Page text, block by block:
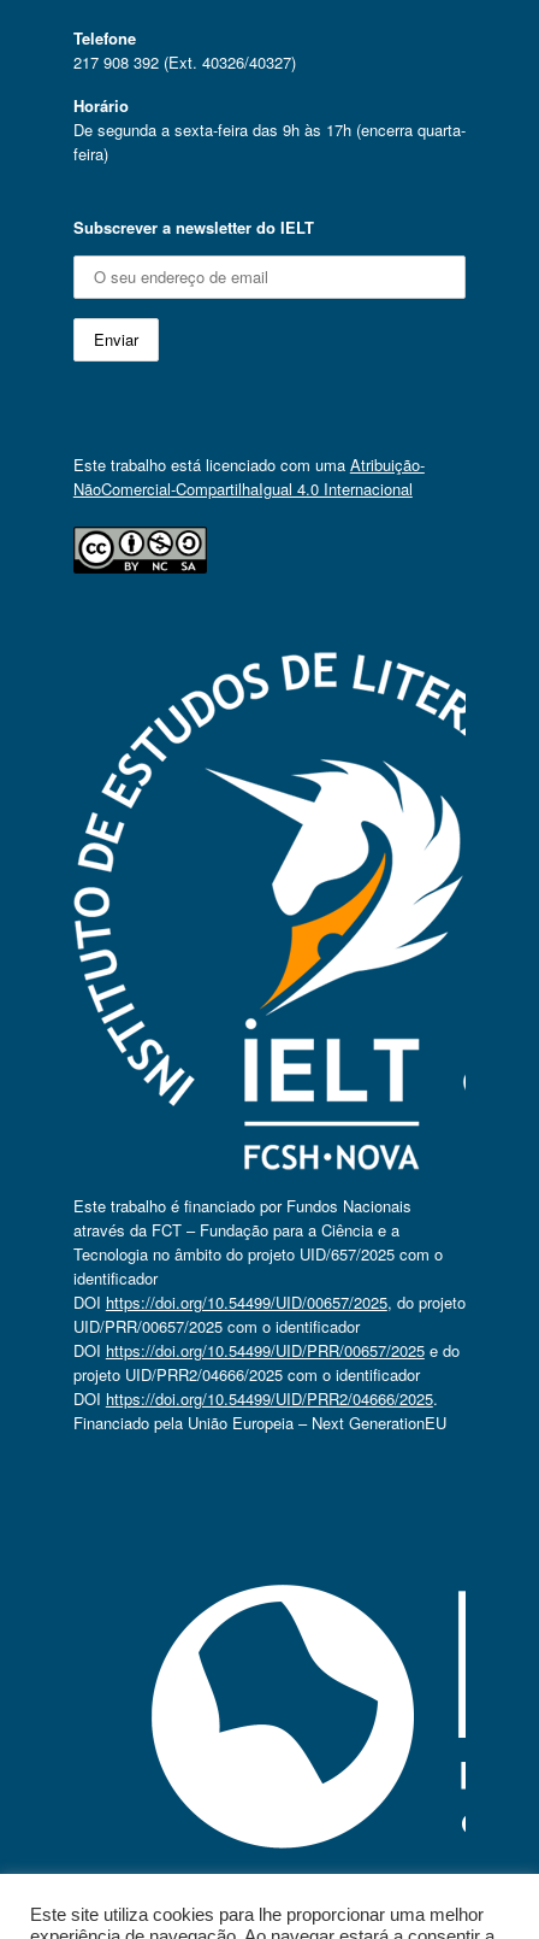
Telefone
217 908 392 (Ext. 40326/40327)
Horário
De segunda a sexta-feira das 9h às 17h (encerra quarta-
feira)
Subscrever a newsletter do IELT
Este trabalho está licenciado com uma Atribuição-
NãoComercial-CompartilhaIgual 4.0 Internacional
Este trabalho é financiado por Fundos Nacionais
através da FCT – Fundação para a Ciência e a
Tecnologia no âmbito do projeto UID/657/2025 com o
identificador
DOI https://doi.org/10.54499/UID/00657/2025, do projeto
UID/PRR/00657/2025 com o identificador
DOI https://doi.org/10.54499/UID/PRR/00657/2025e do
projeto UID/PRR2/04666/2025 com o identificador
DOI https://doi.org/10.54499/UID/PRR2/04666/2025.
Financiado pela União Europeia – Next GenerationEU
Este site utiliza cookies para lhe proporcionar uma melhor